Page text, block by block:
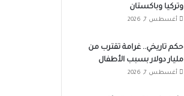
وتركيا وباكستان
أغسطس 7, 2026
حكم تاريخي.. غرامة تقترب من
مليار دولار بسبب الأطفال
أغسطس 7, 2026